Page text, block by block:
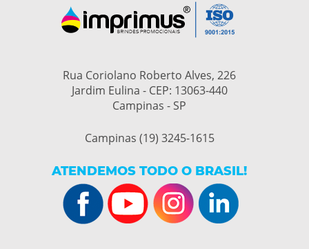
Rua Coriolano Roberto Alves, 226
Jardim Eulina - CEP: 13063-440
Campinas - SP
Campinas (19) 3245-1615
ATENDEMOS TODO O BRASIL!